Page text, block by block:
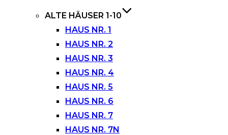
ALTE HÄUSER 1-10
HAUS NR. 1
HAUS NR. 2
HAUS NR. 3
HAUS NR. 4
HAUS NR. 5
HAUS NR. 6
HAUS NR. 7
HAUS NR. 7N